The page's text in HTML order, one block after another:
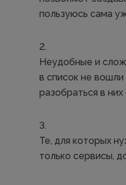
пользуюсь сама
Неудобные и
в список не
разобраться в
Те, для которых
только сервисы,